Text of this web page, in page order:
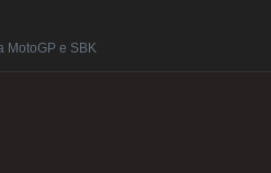
MotoGP e SBK